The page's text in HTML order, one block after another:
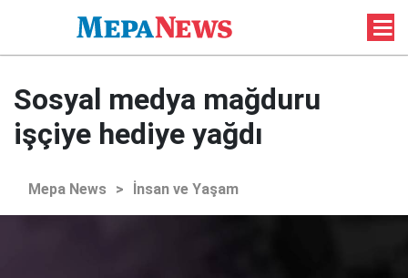
Sosyal medya mağduru
işçiye hediye yağdı
Mepa News > İnsan ve Yaşam